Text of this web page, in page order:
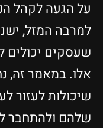
על הגעה לקהל
למרבה המזל,
שעסקים
שיכולות לעזור
שלהם ולהתחבר